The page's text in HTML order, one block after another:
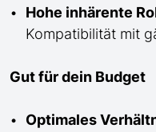
Hohe inhärente
Kompatibilität mit
Gut für dein Budget
Optimales